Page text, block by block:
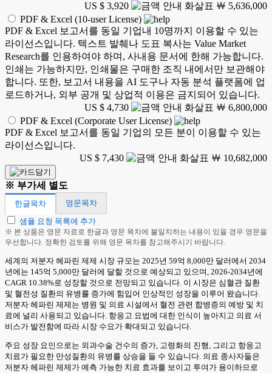
US $ 3,920
￦ 5,636,000
PDF & Excel (10-user License)
PDF & Excel 보고서를 동일 기업내 10명까지 이용할 수 있는
라이선스입니다. 텍스트 발췌나 도표 복사는 Value Market
Research를 인용하여야 하며, 사내용 문서에 한해 가능합니다.
인쇄는 가능하지만, 인쇄물은 구매한 조직 내에서만 보관해야
합니다. 또한, 보고서 내용을 AI 도구나 자동 분석 플랫폼에 업
로드하거나, 외부 공개 및 상업적 이용은 금지되어 있습니다.
US $ 4,730
￦ 6,800,000
PDF & Excel (Corporate User License)
PDF & Excel 보고서를 동일 기업의 모든 분이 이용할 수 있는
라이선스입니다.
US $ 7,430
￦ 10,682,000
※ 부가세 별도
한글목차
영문목차
샘플 요청 목록에 추가
※ 본 상품은 영문 자료로 한글과 영문 목차에 불일치하는 내용이 있을 경우 영문을
우선합니다. 정확한 검토를 위해 영문 목차를 참고해주시기 바랍니다.
세계의 저분자 헤파린 제제 시장 규모는 2025년 59억 8,000만 달러에서 2034
년에는 145억 5,000만 달러에 달할 것으로 예상되고 있으며, 2026-2034년에
CAGR 10.38%로 성장할 것으로 전망되고 있습니다. 이 시장은 심혈관 질환
및 혈전성 질환의 유병률 증가에 힘입어 인상적인 성장을 이루어 왔습니다.
저분자 헤파린 제제는 병원 및 의료 시설에서 혈전 관련 합병증의 예방 및 치
료에 널리 사용되고 있습니다. 항응고 요법에 대한 인식이 높아지고 의료 서
비스가 발전함에 따라 시장 수요가 확대되고 있습니다.
주요 성장 요인으로는 외과수술 건수의 증가, 고령화의 진행, 그리고 항응고
치료가 필요한 만성질환의 유병률 상승을 들 수 있습니다. 의료 종사자들은
저분자 헤파린 제제가 예측 가능한 치료 효과를 보이고 투여가 용이하므로